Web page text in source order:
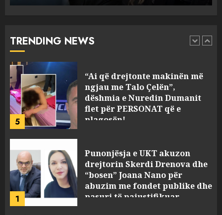
TRENDING NEWS
5
plagosën!
1
Punonjësja e UKT akuzon
drejtorin Skerdi Drenova dhe
“bosen” Joana Nano për
abuzim me fondet publike dhe
pasuri të pajustifikuar
2
Incidenti në ndeshjen
Apolonia- Gramshi, nis
procedim penal për Koço
Kokëdhimën (VIDEO)
MARCH 27, 2025